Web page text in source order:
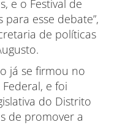
e o Festival de
esse debate”,
de políticas
já se firmou no
e foi
do Distrito
de promover a